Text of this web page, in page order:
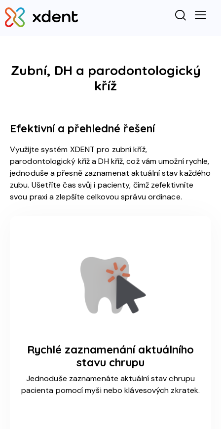
Zubní, DH a parodontologický
kříž
Efektivní a přehledné řešení
Využijte systém XDENT pro zubní kříž,
parodontologický kříž a DH kříž, což vám umožní rychle,
jednoduše a přesně zaznamenat aktuální stav každého
zubu. Ušetříte čas svůj i pacienty, čímž zefektivníte
svou praxi a zlepšíte celkovou správu ordinace.
Rychlé zaznamenání aktuálního
stavu chrupu
Jednoduše zaznamenáte aktuální stav chrupu
pacienta pomocí myši nebo klávesových zkratek.